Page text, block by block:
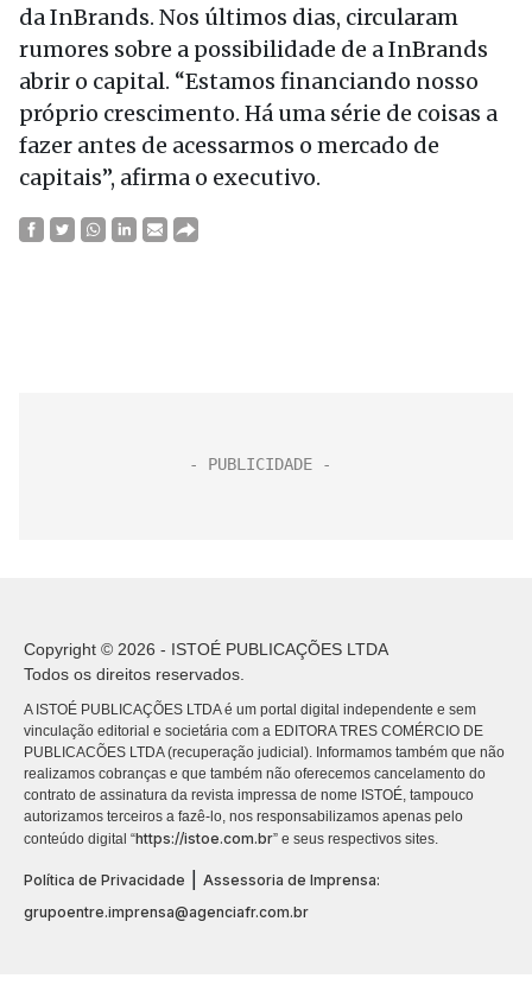
da InBrands. Nos últimos dias, circularam
rumores sobre a possibilidade de a InBrands
abrir o capital. “Estamos financiando nosso
próprio crescimento. Há uma série de coisas a
fazer antes de acessarmos o mercado de
capitais”, afirma o executivo.
Copyright © 2026 - ISTOÉ PUBLICAÇÕES LTDA
Todos os direitos reservados.
A ISTOÉ PUBLICAÇÕES LTDA é um portal digital independente e sem
vinculação editorial e societária com a EDITORA TRES COMÉRCIO DE
PUBLICACÕES LTDA (recuperação judicial). Informamos também que não
realizamos cobranças e que também não oferecemos cancelamento do
contrato de assinatura da revista impressa de nome ISTOÉ, tampouco
autorizamos terceiros a fazê-lo, nos responsabilizamos apenas pelo
conteúdo digital “https://istoe.com.br” e seus respectivos sites.
Política de Privacidade
Assessoria de Imprensa:
grupoentre.imprensa@agenciafr.com.br